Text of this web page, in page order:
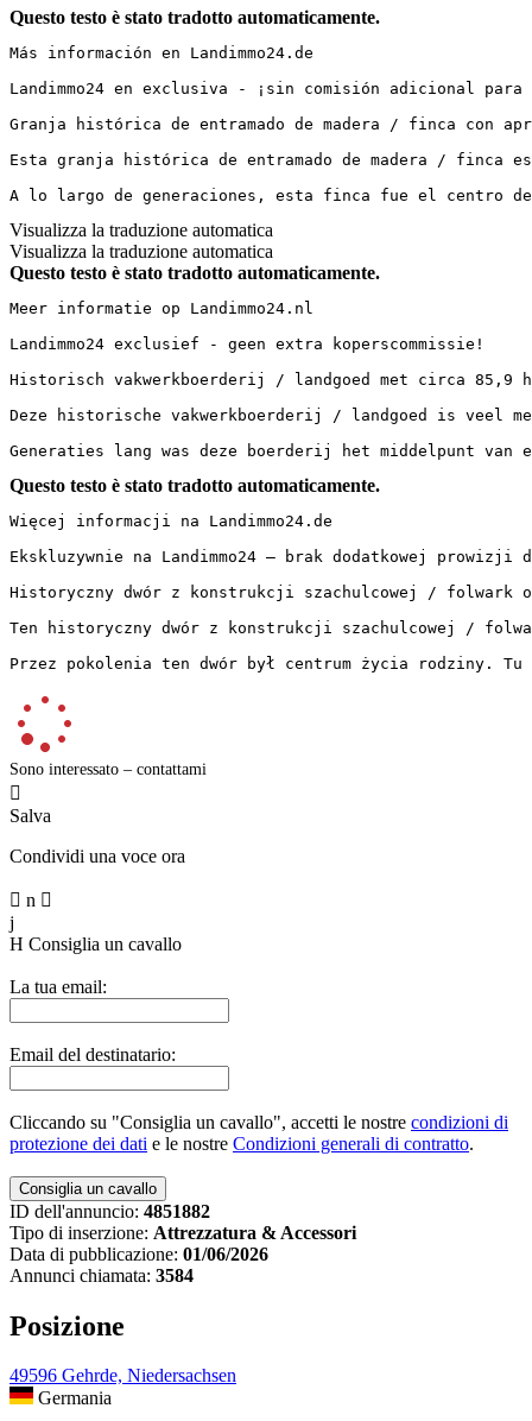
Questo testo è stato tradotto automaticamente.
Más información en Landimmo24.de
Landimmo24 en exclusiva - ¡sin comisión adicional para
Granja histórica de entramado de madera / finca con
Esta granja histórica de entramado de madera / finca
A lo largo de generaciones, esta finca fue el centro
Visualizza la traduzione automatica
Visualizza la traduzione automatica
Questo testo è stato tradotto automaticamente.
Meer informatie op Landimmo24.nl
Landimmo24 exclusief - geen extra koperscommissie!
Historisch vakwerkboerderij / landgoed met circa
Deze historische vakwerkboerderij / landgoed is veel
Generaties lang was deze boerderij het middelpunt
Questo testo è stato tradotto automaticamente.
Więcej informacji na Landimmo24.de
Ekskluzywnie na Landimmo24 – brak dodatkowej prowizji
Historyczny dwór z konstrukcji szachulcowej / folwark
Ten historyczny dwór z konstrukcji szachulcowej /
Przez pokolenia ten dwór był centrum życia rodziny.
Sono interessato – contattami

Salva
Condividi una voce ora
 n 
j
H Consiglia un cavallo
La tua email:
Email del destinatario:
Cliccando su "Consiglia un cavallo", accetti le nostre condizioni di
protezione dei dati e le nostre Condizioni generali di contratto.
ID dell'annuncio: 4851882
Tipo di inserzione: Attrezzatura & Accessori
Data di pubblicazione: 01/06/2026
Annunci chiamata: 3584
Posizione
49596 Gehrde, Niedersachsen
Germania